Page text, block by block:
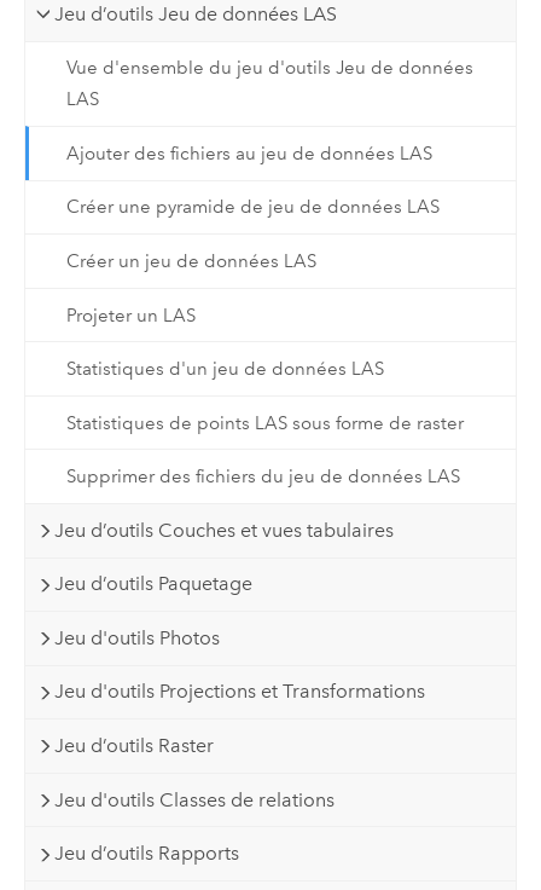
Jeu d’outils Jeu de données LAS
Vue d'ensemble du jeu d'outils Jeu de données
LAS
Ajouter des fichiers au jeu de données LAS
Créer une pyramide de jeu de données LAS
Créer un jeu de données LAS
Projeter un LAS
Statistiques d'un jeu de données LAS
Statistiques de points LAS sous forme de raster
Supprimer des fichiers du jeu de données LAS
Jeu d’outils Couches et vues tabulaires
Jeu d’outils Paquetage
Jeu d'outils Photos
Jeu d'outils Projections et Transformations
Jeu d’outils Raster
Jeu d'outils Classes de relations
Jeu d’outils Rapports